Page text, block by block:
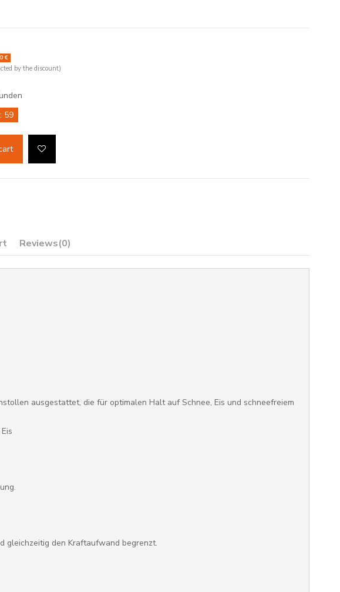
€
by the discount)
58
Reviews(0)
ausgestattet, die für optimalen Halt auf Schnee, Eis und schneefreiem
gleichzeitig den Kraftaufwand begrenzt.